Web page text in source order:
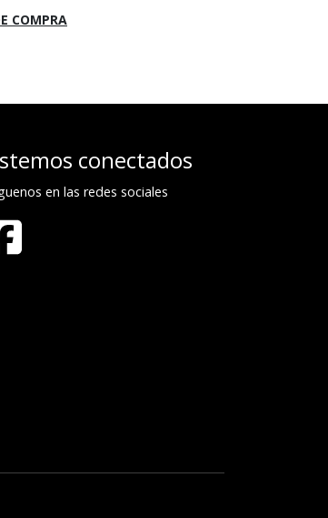
COMPRA
conectados
en las redes sociales